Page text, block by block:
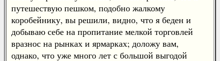
путешествую пешком, подобно жалкому
коробейнику, вы решили, видно, что я беден и
добываю себе на пропитание мелкой торговлей
вразнос на рынках и ярмарках; доложу вам,
однако, что уже много лет с большой выгодой